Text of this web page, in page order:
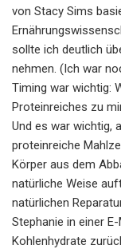
von Stacy Sims
sollte ich deutlich
nehmen. (Ich war
Timing war wichtig:
Proteinreiches zu
Und es war wichtig,
proteinreiche
Körper aus dem
natürliche Weise
natürlichen
Stephanie in einer
Kohlenhydrate